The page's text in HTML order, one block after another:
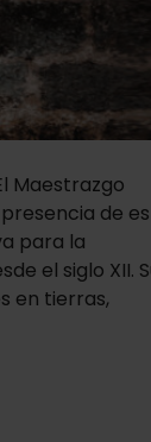
Maestrazgo
de
para la
el siglo XII.
en tierras,